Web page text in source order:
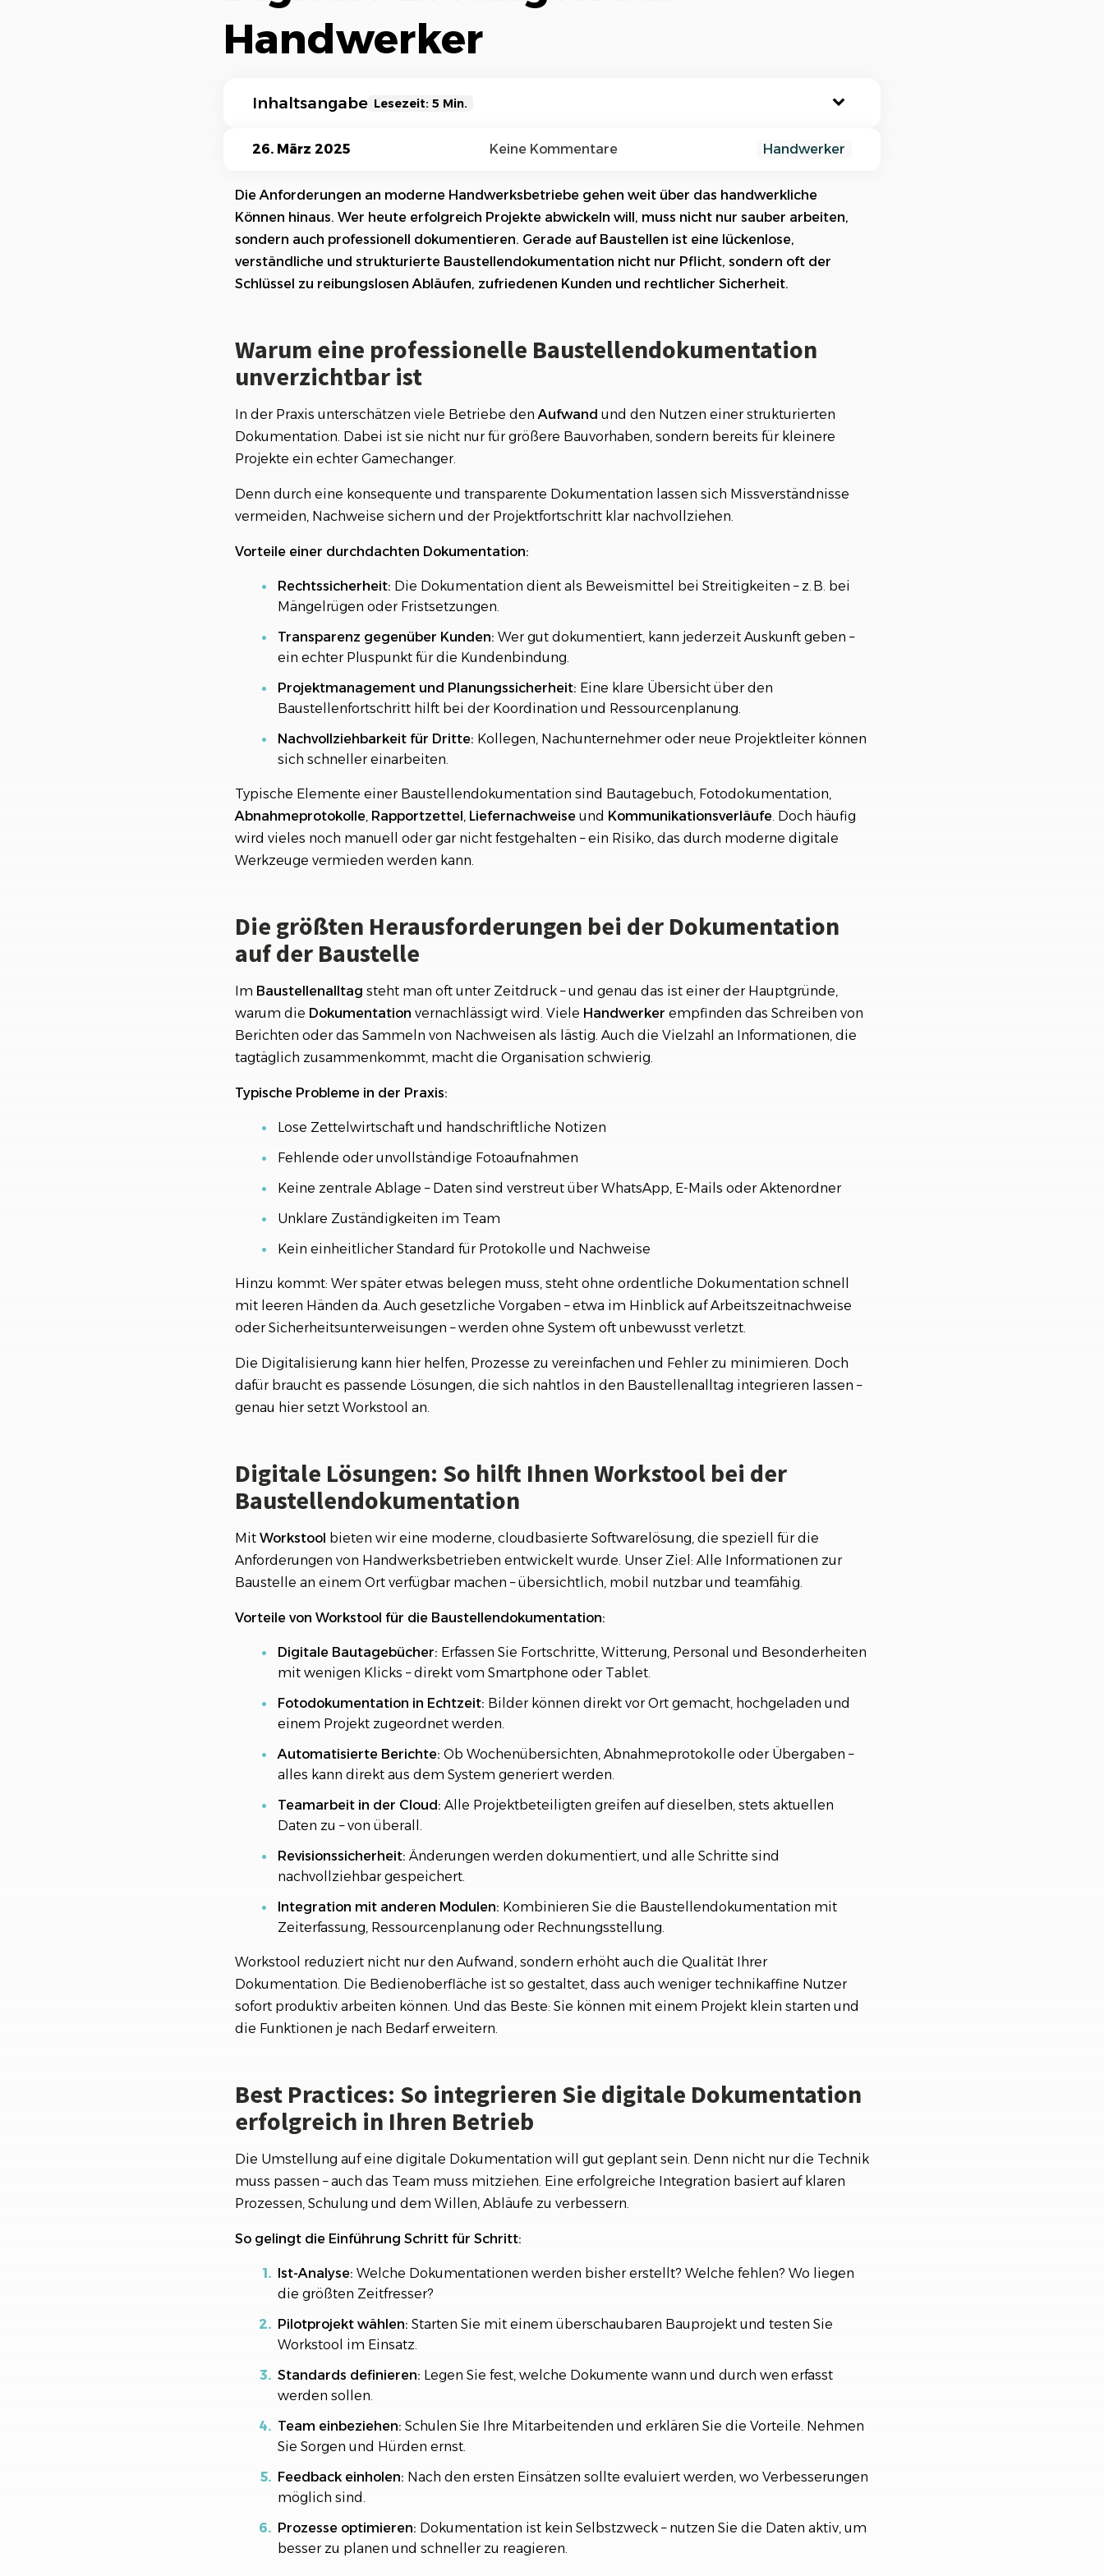
Schauen Sie einen kleinen Auszug
unserer Referenzen an...
Handwerker
Inhaltsangabe Lesezeit: 5 Min.
Warum eine professionelle Baustellendokumentation unverzichtbar ist
Digitale Lösungen: So hilft Ihnen Workstool bei der Baustellendokumentation
Best Practices: So integrieren Sie digitale Dokumentation erfolgreich in Ihren Betrieb
Die Arten der Baustellendokumentation
Beispiel: Bautagebuch als Tabelle
Integration in digitale Systeme
Fazit: Mit smarter Organisation zu besserer Qualität und weniger Stress
26. März 2025 Keine Kommentare Handwerker
Die Anforderungen an moderne Handwerksbetriebe gehen weit über das handwerkliche
Können hinaus. Wer heute erfolgreich Projekte abwickeln will, muss nicht nur sauber arbeiten,
sondern auch professionell dokumentieren. Gerade auf Baustellen ist eine lückenlose,
verständliche und strukturierte Baustellendokumentation nicht nur Pflicht, sondern oft der
Schlüssel zu reibungslosen Abläufen, zufriedenen Kunden und rechtlicher Sicherheit.
Warum eine professionelle Baustellendokumentation
unverzichtbar ist
In der Praxis unterschätzen viele Betriebe denAufwand und den Nutzen einer strukturierten
Dokumentation. Dabei ist sie nicht nur für größere Bauvorhaben, sondern bereits für kleinere
Projekte ein echter Gamechanger.
Denn durch eine konsequente und transparente Dokumentation lassen sich Missverständnisse
vermeiden, Nachweise sichern und der Projektfortschritt klar nachvollziehen.
Vorteile einer durchdachten Dokumentation:
Rechtssicherheit: Die Dokumentation dient als Beweismittel bei Streitigkeiten – z. B. bei
Mängelrügen oder Fristsetzungen.
Transparenz gegenüber Kunden: Wer gut dokumentiert, kann jederzeit Auskunft geben –
ein echter Pluspunkt für die Kundenbindung.
Projektmanagement und Planungssicherheit: Eine klare Übersicht über den
Baustellenfortschritt hilft bei der Koordination und Ressourcenplanung.
Nachvollziehbarkeit für Dritte: Kollegen, Nachunternehmer oder neue Projektleiter können
sich schneller einarbeiten.
Typische Elemente einer Baustellendokumentation sind Bautagebuch, Fotodokumentation,
Abnahmeprotokolle, Rapportzettel, Liefernachweiseund Kommunikationsverläufe. Doch häufig
wird vieles noch manuell oder gar nicht festgehalten – ein Risiko, das durch moderne digitale
Werkzeuge vermieden werden kann.
Die größten Herausforderungen bei der Dokumentation
auf der Baustelle
Im Baustellenalltag steht man oft unter Zeitdruck – und genau das ist einer der Hauptgründe,
warum die Dokumentation vernachlässigt wird. Viele Handwerker empfinden das Schreiben von
Berichten oder das Sammeln von Nachweisen als lästig. Auch die Vielzahl an Informationen, die
tagtäglich zusammenkommt, macht die Organisation schwierig.
Typische Probleme in der Praxis:
Lose Zettelwirtschaft und handschriftliche Notizen
Fehlende oder unvollständige Fotoaufnahmen
Keine zentrale Ablage – Daten sind verstreut über WhatsApp, E-Mails oder Aktenordner
Unklare Zuständigkeiten im Team
Kein einheitlicher Standard für Protokolle und Nachweise
Hinzu kommt: Wer später etwas belegen muss, steht ohne ordentliche Dokumentation schnell
mit leeren Händen da. Auch gesetzliche Vorgaben – etwa im Hinblick auf Arbeitszeitnachweise
oder Sicherheitsunterweisungen – werden ohne System oft unbewusst verletzt.
Die Digitalisierung kann hier helfen, Prozesse zu vereinfachen und Fehler zu minimieren. Doch
dafür braucht es passende Lösungen, die sich nahtlos in den Baustellenalltag integrieren lassen –
genau hier setzt Workstool an.
Digitale Lösungen: So hilft Ihnen Workstool bei der
Baustellendokumentation
Mit Workstool bieten wir eine moderne, cloudbasierte Softwarelösung, die speziell für die
Anforderungen von Handwerksbetrieben entwickelt wurde. Unser Ziel: Alle Informationen zur
Baustelle an einem Ort verfügbar machen – übersichtlich, mobil nutzbar und teamfähig.
Vorteile von Workstool für die Baustellendokumentation:
Digitale Bautagebücher: Erfassen Sie Fortschritte, Witterung, Personal und Besonderheiten
mit wenigen Klicks – direkt vom Smartphone oder Tablet.
Fotodokumentation in Echtzeit: Bilder können direkt vor Ort gemacht, hochgeladen und
einem Projekt zugeordnet werden.
Automatisierte Berichte: Ob Wochenübersichten, Abnahmeprotokolle oder Übergaben –
alles kann direkt aus dem System generiert werden.
Teamarbeit in der Cloud: Alle Projektbeteiligten greifen auf dieselben, stets aktuellen
Daten zu – von überall.
Revisionssicherheit: Änderungen werden dokumentiert, und alle Schritte sind
nachvollziehbar gespeichert.
Integration mit anderen Modulen: Kombinieren Sie die Baustellendokumentation mit
Zeiterfassung, Ressourcenplanung oder Rechnungsstellung.
Workstool reduziert nicht nur den Aufwand, sondern erhöht auch die Qualität Ihrer
Dokumentation. Die Bedienoberfläche ist so gestaltet, dass auch weniger technikaffine Nutzer
sofort produktiv arbeiten können. Und das Beste: Sie können mit einem Projekt klein starten und
die Funktionen je nach Bedarf erweitern.
Best Practices: So integrieren Sie digitale Dokumentation
erfolgreich in Ihren Betrieb
Die Umstellung auf eine digitale Dokumentation will gut geplant sein. Denn nicht nur die Technik
muss passen – auch das Team muss mitziehen. Eine erfolgreiche Integration basiert auf klaren
Prozessen, Schulung und dem Willen, Abläufe zu verbessern.
So gelingt die Einführung Schritt für Schritt:
Ist-Analyse: Welche Dokumentationen werden bisher erstellt? Welche fehlen? Wo liegen
die größten Zeitfresser?
Pilotprojekt wählen: Starten Sie mit einem überschaubaren Bauprojekt und testen Sie
Workstool im Einsatz.
Standards definieren: Legen Sie fest, welche Dokumente wann und durch wen erfasst
werden sollen.
Team einbeziehen: Schulen Sie Ihre Mitarbeitenden und erklären Sie die Vorteile. Nehmen
Sie Sorgen und Hürden ernst.
Feedback einholen: Nach den ersten Einsätzen sollte evaluiert werden, wo Verbesserungen
möglich sind.
Prozesse optimieren: Dokumentation ist kein Selbstzweck – nutzen Sie die Daten aktiv, um
besser zu planen und schneller zu reagieren.